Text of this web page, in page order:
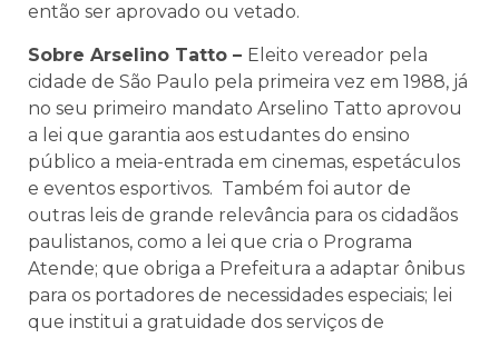
então ser aprovado ou vetado.
Sobre Arselino Tatto – Eleito vereador pela
cidade de São Paulo pela primeira vez em 1988, já
no seu primeiro mandato Arselino Tatto aprovou
a lei que garantia aos estudantes do ensino
público a meia-entrada em cinemas, espetáculos
e eventos esportivos. Também foi autor de
outras leis de grande relevância para os cidadãos
paulistanos, como a lei que cria o Programa
Atende; que obriga a Prefeitura a adaptar ônibus
para os portadores de necessidades especiais; lei
que institui a gratuidade dos serviços de